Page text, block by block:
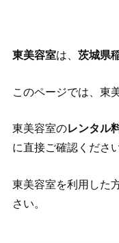
東美容室は、 茨城県
このページでは、東
東美容室のレンタル
に直接ご確認ください
東美容室を利用した
さい。